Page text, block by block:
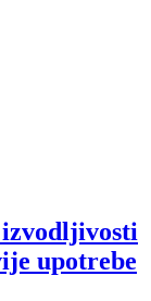
upotrebe